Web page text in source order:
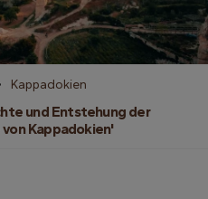
Kappadokien
und Entstehung der
von Kappadokien'